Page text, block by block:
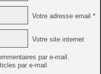
Votre adresse email *
Votre site internet
par e-mail.
par e-mail.